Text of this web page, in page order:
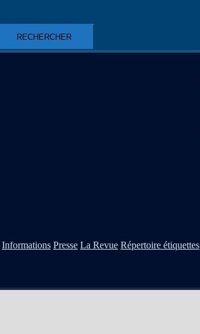
Informations Presse La Revue Répertoire étiquettes